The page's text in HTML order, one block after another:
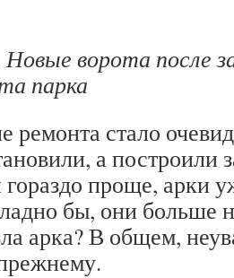
ворота после
парка
ремонта стало
а построили
гораздо проще, арки
бы, они
арка? В общем,